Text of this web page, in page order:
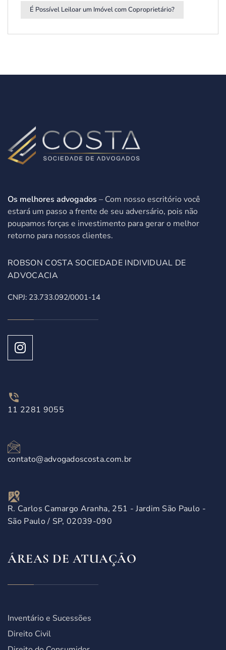
É Possível Leiloar um Imóvel com Coproprietário?
Os melhores advogados – Com nosso escritório você
estará um passo a frente de seu adversário, pois não
poupamos forças e investimento para gerar o melhor
retorno para nossos clientes.
ROBSON COSTA SOCIEDADE INDIVIDUAL DE
ADVOCACIA
CNPJ: 23.733.092/0001-14
11 2281 9055
contato@advogadoscosta.com.br
R. Carlos Camargo Aranha, 251 - Jardim São Paulo -
São Paulo / SP, 02039-090
ÁREAS DE ATUAÇÃO
Inventário e Sucessões
Direito Civil